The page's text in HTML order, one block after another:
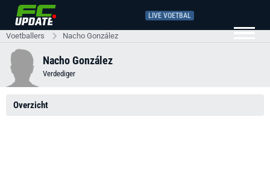
LIVE VOETBAL
Voetballers Nacho González
Nacho González
Verdediger
Overzicht